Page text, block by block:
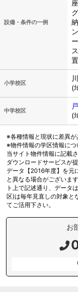
設備・条件の一例
小学校区
(
中学校区
(
※各種情報と現状に差異が
※物件情報の学区情報につ
当サイト物件情報に記載
ダウンロードサービスが
データ【2016年度】を元
と異なる場合がございま
ト上で記述通り、データ
区)は毎年見直しの対象と
てご活用下さい。
お